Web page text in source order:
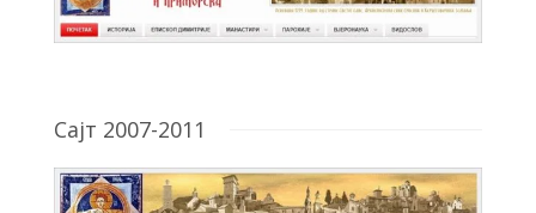
Сајт 2007-2011